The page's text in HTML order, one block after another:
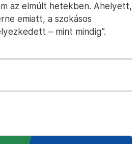
az elmúlt hetekben. Ahelyett,
emiatt, a szokásos
– mint mindig”.